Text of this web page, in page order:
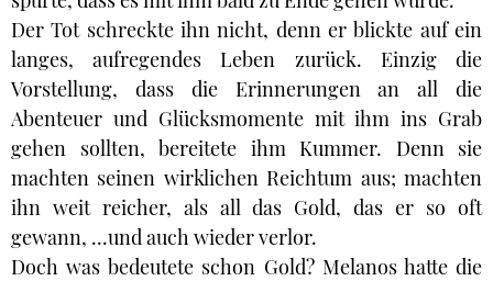
Der Tot schreckte ihn nicht, denn er blickte auf ein
langes, aufregendes Leben zurück. Einzig die
Vorstellung, dass die Erinnerungen an all die
Abenteuer und Glücksmomente mit ihm ins Grab
gehen sollten, bereitete ihm Kummer. Denn sie
machten seinen wirklichen Reichtum aus; machten
ihn weit reicher, als all das Gold, das er so oft
gewann, ...und auch wieder verlor.
Doch was bedeutete schon Gold? Melanos hatte die